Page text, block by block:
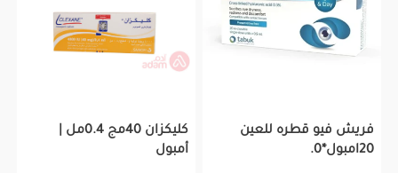
فريش فيو قطره للعين
20امبول*0.
كليكزان 40مج 0.4مل |
أمبول